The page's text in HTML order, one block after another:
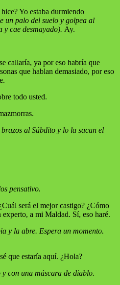
Yo estaba durmiendo
un palo del suelo y golpea al
y cae desmayado). Ay.
callaría, ya por eso habría que
que hablan demasiado, por eso
todo usted.
al Súbdito y lo la sacan el
pensativo.
será el mejor castigo? ¿Cómo
a mi Maldad. Sí, eso haré.
y la abre. Espera un momento.
que estaría aquí. ¿Hola?
con una máscara de diablo.